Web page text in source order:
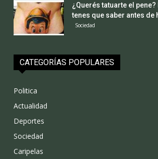
¿Querés tatuarte el
tenes que saber antes de
Sociedad
CATEGORÍAS POPULARES
Politica
Actualidad
Deportes
Sociedad
Caripelas